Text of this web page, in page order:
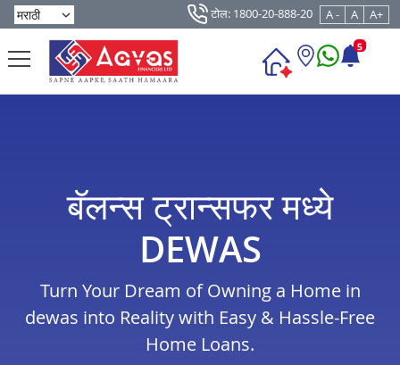
टोल: 1800-20-888-20 A - A A+
5
बॅलन्स ट्रान्सफर मध्ये
DEWAS
Turn Your Dream of Owning a Home in
dewas into Reality with Easy & Hassle-Free
Home Loans.